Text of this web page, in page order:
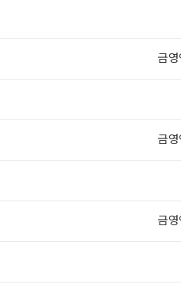
금영
금영
금영